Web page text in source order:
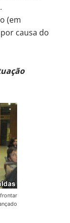
(em
causa do